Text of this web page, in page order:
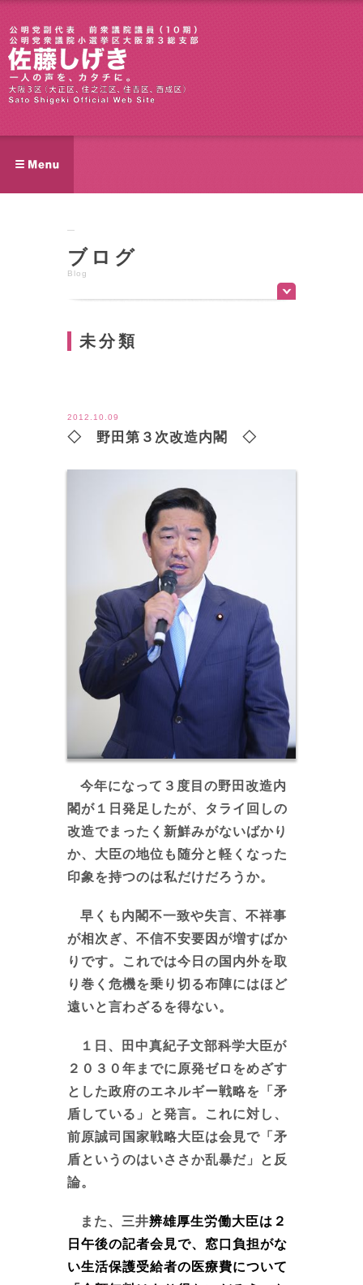
ブログ
Blog
未分類
2012.10.09
◇ 野田第３次改造内閣 ◇
今年になって３度目の野田改造内
閣が１日発足したが、タライ回しの
改造でまったく新鮮みがないばかり
か、大臣の地位も随分と軽くなった
印象を持つのは私だけだろうか。
早くも内閣不一致や失言、不祥事
が相次ぎ、不信不安要因が増すばか
りです。これでは今日の国内外を取
り巻く危機を乗り切る布陣にはほど
遠いと言わざるを得ない。
１日、田中真紀子文部科学大臣が
２０３０年までに原発ゼロをめざす
とした政府のエネルギー戦略を「矛
盾している」と発言。これに対し、
前原誠司国家戦略大臣は会見で「矛
盾というのはいささか乱暴だ」と反
論。
また、三井辨雄厚生労働大臣は２
日午後の記者会見で、窓口負担がな
い生活保護受給者の医療費について